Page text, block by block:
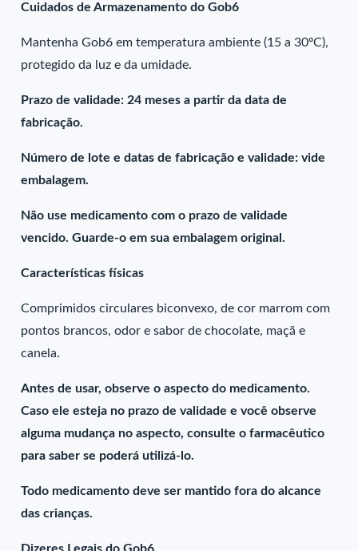
Cuidados de Armazenamento do Gob6
Mantenha Gob6 em temperatura ambiente (15 a 30ºC),
protegido da luz e da umidade.
Prazo de validade: 24 meses a partir da data de
fabricação.
Número de lote e datas de fabricação e validade: vide
embalagem.
Não use medicamento com o prazo de validade
vencido. Guarde-o em sua embalagem original.
Características físicas
Comprimidos circulares biconvexo, de cor marrom com
pontos brancos, odor e sabor de chocolate, maçã e
canela.
Antes de usar, observe o aspecto do medicamento.
Caso ele esteja no prazo de validade e você observe
alguma mudança no aspecto, consulte o farmacêutico
para saber se poderá utilizá-lo.
Todo medicamento deve ser mantido fora do alcance
das crianças.